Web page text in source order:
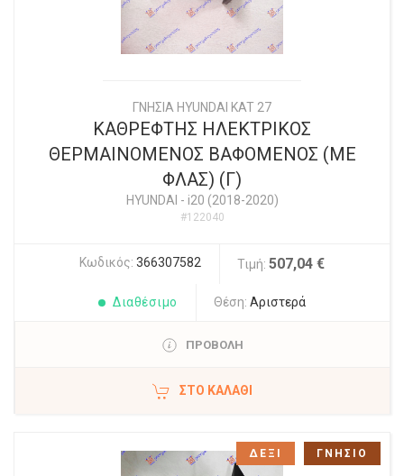
ΓΝΗΣΙΑ HYUNDAI KAT 27
ΚΑΘΡΕΦΤΗΣ ΗΛΕΚΤΡΙΚΟΣ
ΘΕΡΜΑΙΝΟΜΕΝΟΣ ΒΑΦΟΜΕΝΟΣ (ΜΕ
ΦΛΑΣ) (Γ)
HYUNDAI - i20 (2018-2020)
#122040
Κωδικός: 366307582 Τιμή: 507,04 €
Διαθέσιμο Θέση: Αριστερά
ΠΡΟΒΟΛΗ
ΣΤΟ ΚΑΛΆΘΙ
ΔΕΞΙ ΓΝΗΣΙΟ